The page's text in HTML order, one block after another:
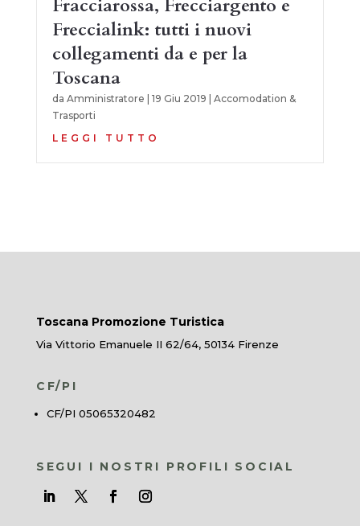
Fracciarossa, Frecciargento e
Freccialink: tutti i nuovi
collegamenti da e per la
Toscana
da Amministratore | 19 Giu 2019 | Accomodation &
Trasporti
LEGGI TUTTO
Toscana Promozione Turistica
Via Vittorio Emanuele II 62/64, 50134 Firenze
CF/PI
CF/PI 05065320482
SEGUI I NOSTRI PROFILI SOCIAL